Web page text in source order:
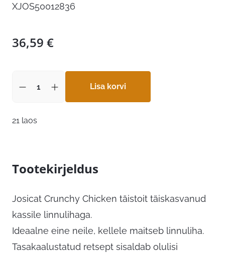
XJOS50012836
36,59 €
Lisa korvi
21 laos
Tootekirjeldus
Josicat Crunchy Chicken täistoit täiskasvanud
kassile linnulihaga.
Ideaalne eine neile, kellele maitseb linnuliha.
Tasakaalustatud retsept sisaldab olulisi